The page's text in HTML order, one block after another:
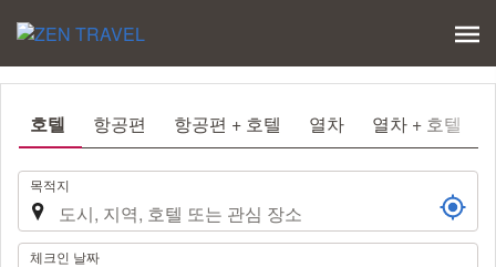
호텔 항공편 항공편 + 호텔 열차 열차 + 호텔
. 목적지
. 체크인 날짜